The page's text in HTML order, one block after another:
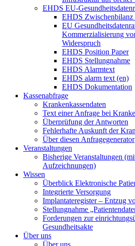
EHDS EU-
EHDS Zwischenbilanz
EU
Kommerzialisierung
Widerspruch
EHDS Position Paper
EHDS Stellungnahme
EHDS Alarmtext
EHDS alarm text (en)
EHDS Dokumentation
Kassenabfrage
Krankenkassendaten
Text einer Anfrage bei
Überprüfung der Antworten
Fehlerhafte Auskunft der
Über diesen Anfragegenerator
Veranstaltungen
Bisherige Veranstaltungen
Aufzeichnungen)
Wissen
Überblick Elektronische
Integrierte Versorgung
Implantateregister – Entzug
Stellungnahme
Forderungen zur
Gesundheitsakte
Über uns
Über uns